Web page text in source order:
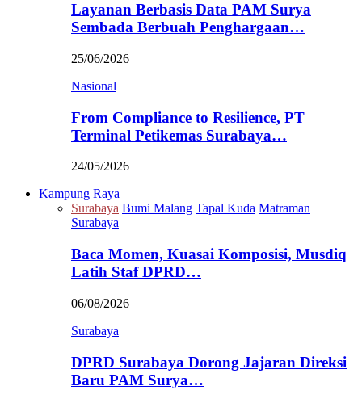
Layanan Berbasis Data PAM Surya
Sembada Berbuah Penghargaan…
25/06/2026
Nasional
From Compliance to Resilience, PT
Terminal Petikemas Surabaya…
24/05/2026
Kampung Raya
Surabaya Bumi Malang Tapal Kuda Matraman
Surabaya
Baca Momen, Kuasai Komposisi, Musdiq
Latih Staf DPRD…
06/08/2026
Surabaya
DPRD Surabaya Dorong Jajaran Direksi
Baru PAM Surya…